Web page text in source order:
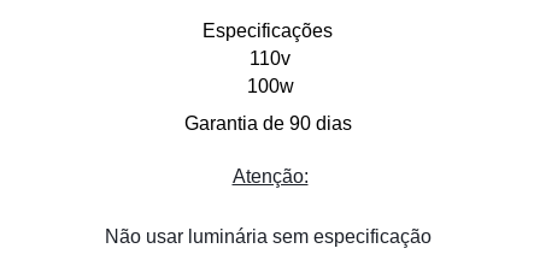
Especificações
110v
100w
Garantia de 90 dias
Atenção:
Não usar luminária sem especificação